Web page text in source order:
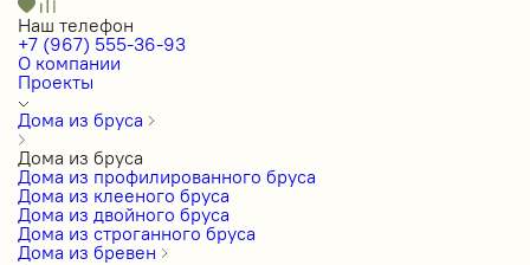
Наш телефон
+7 (967) 555-36-93
О компании
Проекты
Дома из бруса
Дома из бруса
Дома из профилированного бруса
Дома из клееного бруса
Дома из двойного бруса
Дома из строганного бруса
Дома из бревен